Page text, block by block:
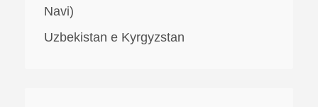
Navi)
Uzbekistan e Kyrgyzstan